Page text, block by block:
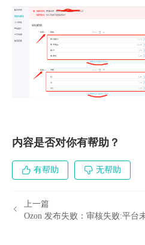
内容是否对你有帮助？
有帮助 无帮助
上一篇
Ozon 发布失败：审核失败:平台